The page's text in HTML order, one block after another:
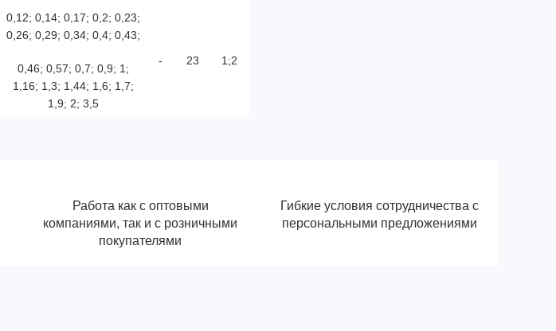
0,12; 0,14; 0,17; 0,2; 0,23;
0,26; 0,29; 0,34; 0,4; 0,43;
0,46; 0,57; 0,7; 0,9; 1;
1,16; 1,3; 1,44; 1,6; 1,7;
1,9; 2; 3,5
- 23 1;2
Работа как с оптовыми
компаниями, так и с розничными
покупателями
Гибкие условия сотрудничества с
персональными предложениями